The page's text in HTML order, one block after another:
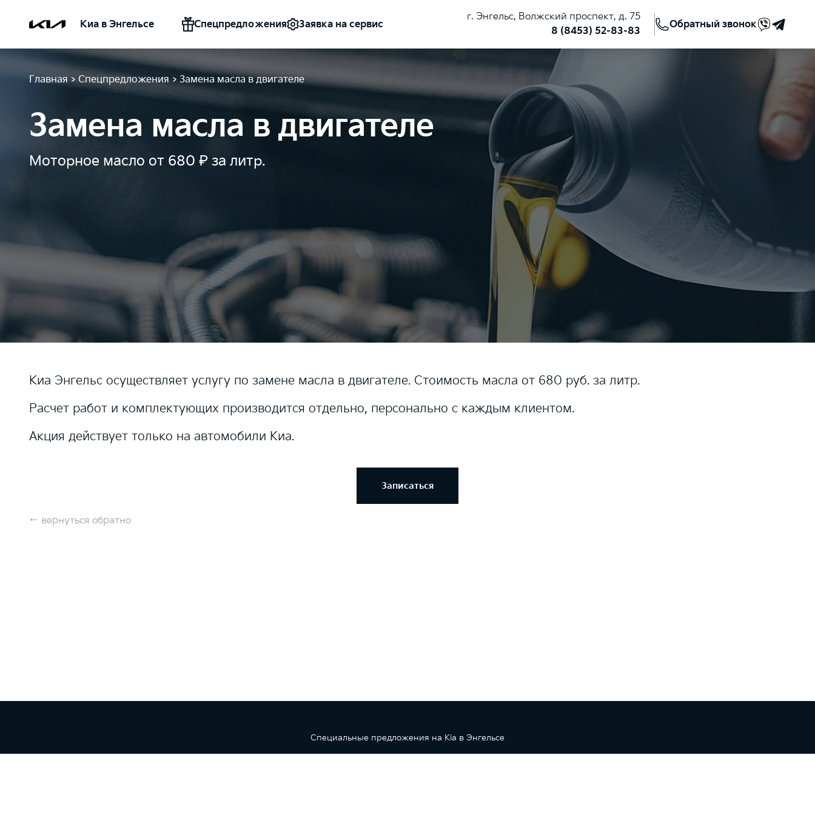
Киа в Энгельсе Спецпредложения Заявка на сервис
г. Энгельс, Волжский проспект, д. 75
8 (8453) 52-83-83
Обратный звонок
Главная > Спецпредложения > Замена масла в двигателе
Замена масла в двигателе
Моторное масло от 680 ₽ за литр.
Киа Энгельс осуществляет услугу по замене масла в двигателе. Стоимость масла от 680 руб. за литр.
Расчет работ и комплектующих производится отдельно, персонально с каждым клиентом.
Акция действует только на автомобили Киа.
Записаться
← вернуться обратно
Специальные предложения на Kia в Энгельсе